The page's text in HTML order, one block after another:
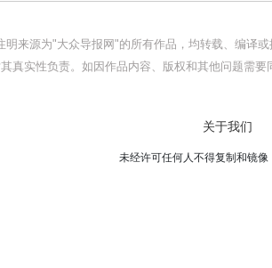
明来源为"大众导报网"的所有作品，均转载、编译
真实性负责。如因作品内容、版权和其他问题需
关于我们
未经许可任何人不得复制和镜